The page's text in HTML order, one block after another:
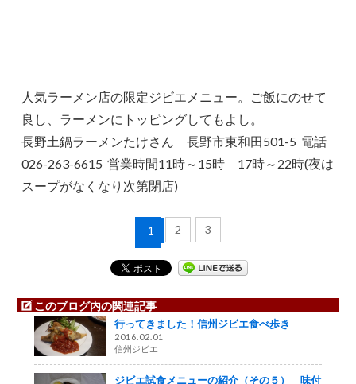
人気ラーメン店の限定ジビエメニュー。ご飯にのせて
良し、ラーメンにトッピングしてもよし。
長野土鍋ラーメンたけさん 長野市東和田501-5 電話
026-263-6615 営業時間11時～15時 17時～22時(夜は
スープがなくなり次第閉店)
1 2 3
このブログ内の関連記事
行ってきました！信州ジビエ食べ歩き
2016.02.01
信州ジビエ
ジビエ試食メニューの紹介（その５） 味付